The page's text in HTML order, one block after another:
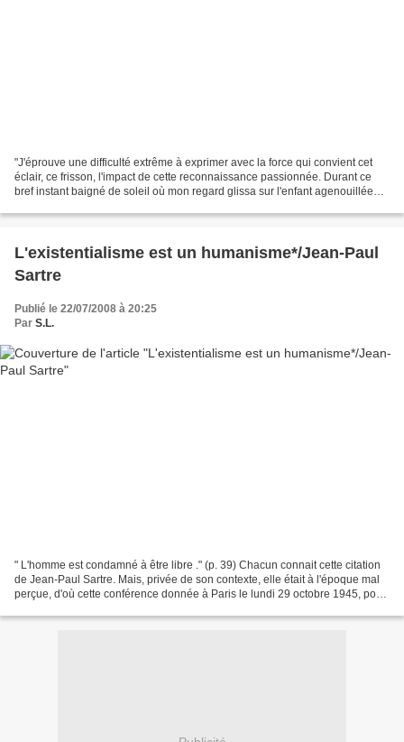
"J'éprouve une difficulté extrême à exprimer avec la force qui convient cet
éclair, ce frisson, l'impact de cette reconnaissance passionnée. Durant ce
bref instant baigné de soleil où mon regard glissa sur l'enfant agenouillée
L'existentialisme est un humanisme*/Jean-Paul
Sartre
Publié le 22/07/2008 à 20:25
Par S.L.
" L'homme est condamné à être libre ." (p. 39) Chacun connait cette citation
de Jean-Paul Sartre. Mais, privée de son contexte, elle était à l'époque mal
perçue, d'où cette conférence donnée à Paris le lundi 29 octobre 1945, pour